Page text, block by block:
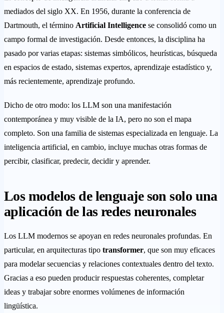
mediados del siglo XX. En 1956, durante la conferencia de
Dartmouth, el término Artificial Intelligence se consolidó como un
campo formal de investigación. Desde entonces, la disciplina ha
pasado por varias etapas: sistemas simbólicos, heurísticas, búsqueda
en espacios de estado, sistemas expertos, aprendizaje estadístico y,
más recientemente, aprendizaje profundo.
Dicho de otro modo: los LLM son una manifestación
contemporánea y muy visible de la IA, pero no son el mapa
completo. Son una familia de sistemas especializada en lenguaje. La
inteligencia artificial, en cambio, incluye muchas otras formas de
percibir, clasificar, predecir, decidir y aprender.
Los modelos de lenguaje son solo una
aplicación de las redes neuronales
Los LLM modernos se apoyan en redes neuronales profundas. En
particular, en arquitecturas tipo transformer, que son muy eficaces
para modelar secuencias y relaciones contextuales dentro del texto.
Gracias a eso pueden producir respuestas coherentes, completar
ideas y trabajar sobre enormes volúmenes de información
lingüística.